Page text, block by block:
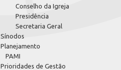
Conselho da Igreja
Presidência
Secretaria Geral
Sínodos
Planejamento
PAMI
Prioridades de Gestão